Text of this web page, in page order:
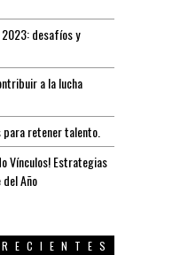
desafíos y
a la lucha
retener talento.
Vínculos! Estrategias
Año